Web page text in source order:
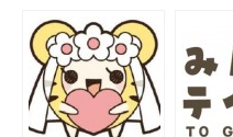
ス』感謝の気持ちを
込めて人気のメニュ
ーがお試ししやすい
価格に♪
を記念
100万
レゼン
ン」を
す！！